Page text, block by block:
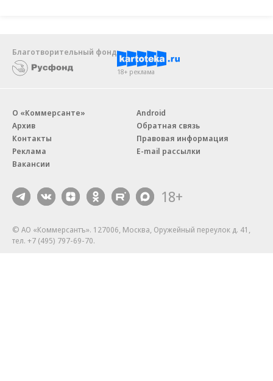
Благотворительный фонд
18+ реклама
О «Коммерсанте»
Архив
Контакты
Реклама
Вакансии
Android
Обратная связь
Правовая информация
E-mail рассылки
18+
© АО «Коммерсантъ». 127006, Москва, Оружейный переулок д. 41,
тел. +7 (495) 797-69-70.